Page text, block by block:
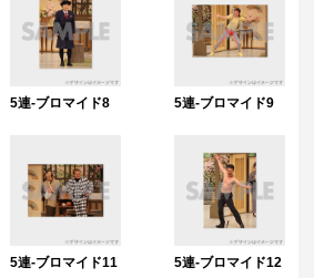
5連-ブロマイド8 5連-ブロマイド9
5連-ブロマイド11 5連-ブロマイド12